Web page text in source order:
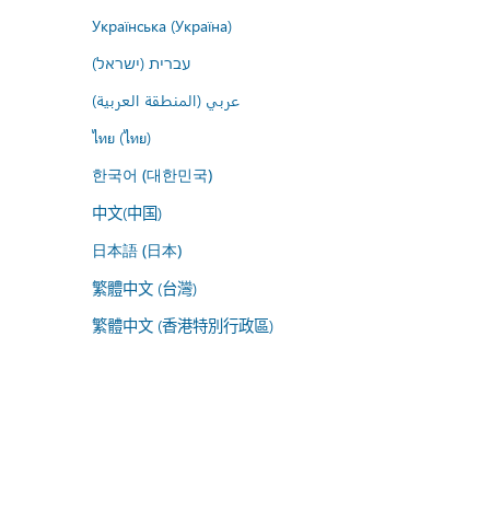
Українська (Україна)
עברית (ישראל)
عربي (المنطقة العربية)
ไทย (ไทย)
한국어 (대한민국)
中文(中国)
日本語 (日本)
繁體中文 (台灣)
繁體中文 (香港特別行政區)